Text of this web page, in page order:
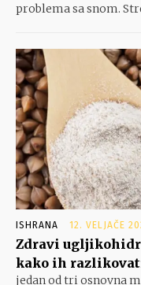
problema sa snom.
ISHRANA 12. VELJAČE
Zdravi
kako ih
jedan od tri osnovna